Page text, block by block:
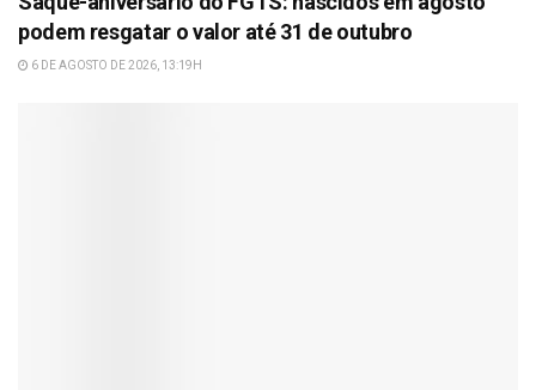
podem resgatar o valor até 31 de outubro
6 DE AGOSTO DE 2026, 13:19H